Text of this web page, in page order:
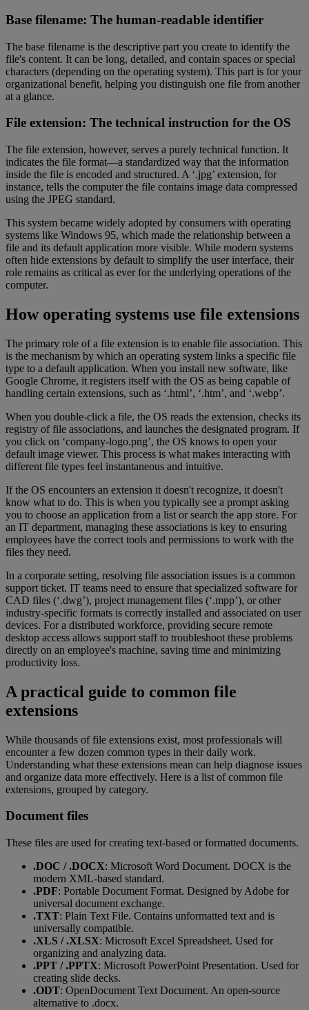
Base filename: The human-readable identifier
The base filename is the descriptive part you create to identify the
file's content. It can be long, detailed, and contain spaces or special
characters (depending on the operating system). This part is for your
organizational benefit, helping you distinguish one file from another
at a glance.
File extension: The technical instruction for the OS
The file extension, however, serves a purely technical function. It
indicates the file format—a standardized way that the information
inside the file is encoded and structured. A ‘.jpg’ extension, for
instance, tells the computer the file contains image data compressed
using the JPEG standard.
This system became widely adopted by consumers with operating
systems like Windows 95, which made the relationship between a
file and its default application more visible. While modern systems
often hide extensions by default to simplify the user interface, their
role remains as critical as ever for the underlying operations of the
computer.
How operating systems use file extensions
The primary role of a file extension is to enable file association. This
is the mechanism by which an operating system links a specific file
type to a default application. When you install new software, like
Google Chrome, it registers itself with the OS as being capable of
handling certain extensions, such as ‘.html’, ‘.htm’, and ‘.webp’.
When you double-click a file, the OS reads the extension, checks its
registry of file associations, and launches the designated program. If
you click on ‘company-logo.png’, the OS knows to open your
default image viewer. This process is what makes interacting with
different file types feel instantaneous and intuitive.
If the OS encounters an extension it doesn't recognize, it doesn't
know what to do. This is when you typically see a prompt asking
you to choose an application from a list or search the app store. For
an IT department, managing these associations is key to ensuring
employees have the correct tools and permissions to work with the
files they need.
In a corporate setting, resolving file association issues is a common
support ticket. IT teams need to ensure that specialized software for
CAD files (‘.dwg’), project management files (‘.mpp’), or other
industry-specific formats is correctly installed and associated on user
devices. For a distributed workforce, providing secure remote
desktop access allows support staff to troubleshoot these problems
directly on an employee's machine, saving time and minimizing
productivity loss.
A practical guide to common file
extensions
While thousands of file extensions exist, most professionals will
encounter a few dozen common types in their daily work.
Understanding what these extensions mean can help diagnose issues
and organize data more effectively. Here is a list of common file
extensions, grouped by category.
Document files
These files are used for creating text-based or formatted documents.
.DOC / .DOCX: Microsoft Word Document. DOCX is the
modern XML-based standard.
.PDF: Portable Document Format. Designed by Adobe for
universal document exchange.
.TXT: Plain Text File. Contains unformatted text and is
universally compatible.
.XLS / .XLSX: Microsoft Excel Spreadsheet. Used for
organizing and analyzing data.
.PPT / .PPTX: Microsoft PowerPoint Presentation. Used for
creating slide decks.
.ODT: OpenDocument Text Document. An open-source
alternative to .docx.